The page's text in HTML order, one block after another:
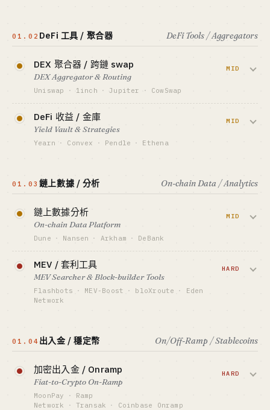
最適合 · BEST FIT
DevTool PLG + 鏈方共推
Privy 估值 $200M · Dynamic 千萬級 ARR（估）
最適合 · BEST FIT
DevTool 老炮 + Crypto-native
查看深度分析 →
簽名、跨鏈、套利。2026 鏈上 AI 的最大
資金底線 · CAPITAL
$500K-5M
代幣激勵 + 鏈 KOL 病毒 demo
標竿 · BENCHMARK
Bankr · Coinbase AgentKit · Olas 市值
$300M+（估）
01.02 DeFi 工具 / 聚合器 DeFi Tools / Aggregators
DEX 聚合器 / 跨鏈 swap
DEX Aggregator & Routing
Uniswap · 1inch · Jupiter · CowSwap
靠路由費 + 協議代幣變現。Jupiter 是
Solana 現金牛，2024 空投單日發出
$700M+。
$1M+ / VC + 代幣國庫
代幣激勵 + 流動性挖礦 + 整合展位
標竿 · BENCHMARK
Jupiter 月交易量 $30B+ · 1inch 協議總量
$400B+ 累計
最適合 · BEST FIT
Crypto-native + 資本側
MID
DeFi 收益 / 金庫
Yield Vault & Strategies
Yearn · Convex · Pendle · Ethena
neutral 策略一年破 $100M 收入，是 2025
資金底線 · CAPITAL
$500K-5M (審計 + 安全)
代幣激勵 + DeFi 大 V 發聲
標竿 · BENCHMARK
$5B+
MID
01.03 鏈上數據 / 分析 On-chain Data / Analytics
鏈上數據分析
On-chain Data Platform
Dune · Nansen · Arkham · DeBank
/ 資金流追蹤賣給交易員、機構和合規。
Dune 已 $1B 估值，但賽道還在擴。
免費 dashboard SEO + 分析師社群
Dune $1B 估值 · Nansen $750M 估值
最適合 · BEST FIT
數據工程師 + Crypto-native
MID
MEV / 套利工具
MEV Searcher & Block-builder Tools
Flashbots · MEV-Boost · bloXroute ·
Eden
Network
技術門檻極高，但贏家通吃。
資金底線 · CAPITAL
$1M-10M
GTM · SALES MOTION
搜索員社群直簽 + 驗證者合作
HARD
01.04 出入金 / 穩定幣 On/Off-Ramp / Stablecoins
加密出入金 / Onramp
Fiat-to-Crypto On-Ramp
MoonPay ·
Ramp
Network
· Transak · Coinbase Onramp
HARD